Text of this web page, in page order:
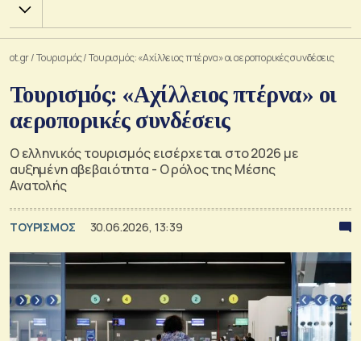
Χ.Α.
ot.gr/Τουρισμός/Τουρισμός: «Αχίλλειος πτέρνα» οι αεροπορικές συνδέσεις
Τουρισμός: «Αχίλλειος πτέρνα» οι
αεροπορικές συνδέσεις
Ο ελληνικός τουρισμός εισέρχεται στο 2026 με
αυξημένη αβεβαιότητα - Ο ρόλος της Μέσης
Ανατολής
ΤΟΥΡΙΣΜΟΣ 30.06.2026, 13:39